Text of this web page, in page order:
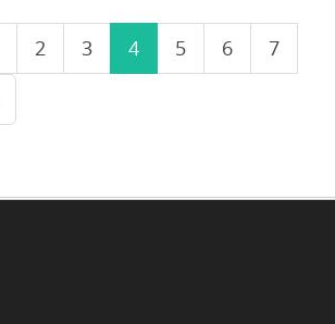
2 3 4 5 6
7